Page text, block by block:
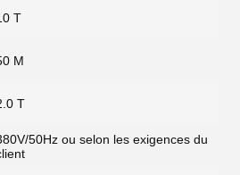
T
M
T
50Hz ou selon les exigences du